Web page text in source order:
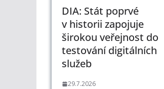
DIA: Stát poprvé
v historii zapojuje
širokou veřejnost do
testování digitálních
služeb
29.7.2026